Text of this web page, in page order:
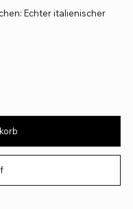
Echter italienischer